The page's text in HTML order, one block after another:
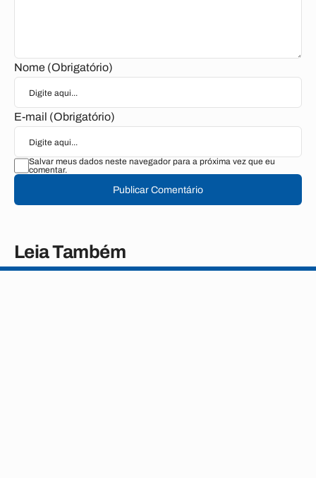
Nome (Obrigatório)
E-mail (Obrigatório)
Salvar meus dados neste navegador para a próxima vez que eu
comentar.
Publicar Comentário
Leia Também